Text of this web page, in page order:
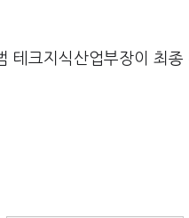
크지식산업부장이 최종